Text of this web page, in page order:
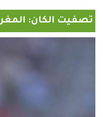
تصفيت الكان: